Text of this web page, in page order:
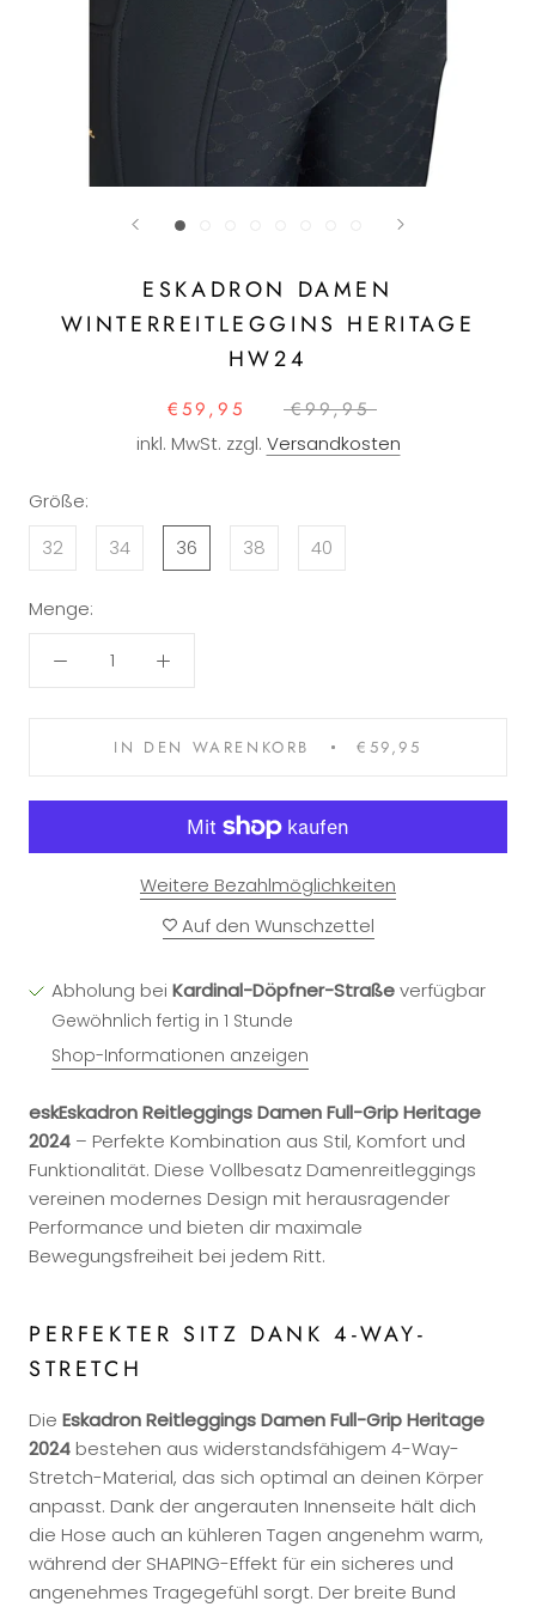
ESKADRON DAMEN
WINTERREITLEGGINS HERITAGE
HW24
€59,95 €99,95
inkl. MwSt. zzgl. Versandkosten
Größe:
32
34 36 38 40
Menge:
IN DEN WARENKORB €59,95
Weitere Bezahlmöglichkeiten
Auf den Wunschzettel
Abholung bei Kardinal-Döpfner-Straßeverfügbar
Gewöhnlich fertig in 1 Stunde
Shop-Informationen anzeigen
eskEskadron Reitleggings Damen Full-Grip Heritage
2024 – Perfekte Kombination aus Stil, Komfort und
Funktionalität. Diese Vollbesatz Damenreitleggings
vereinen modernes Design mit herausragender
Performance und bieten dir maximale
Bewegungsfreiheit bei jedem Ritt.
PERFEKTER SITZ DANK 4-WAY-
STRETCH
Die Eskadron Reitleggings Damen Full-Grip Heritage
2024 bestehen aus widerstandsfähigem 4-Way-
Stretch-Material, das sich optimal an deinen Körper
anpasst. Dank der angerauten Innenseite hält dich
die Hose auch an kühleren Tagen angenehm warm,
während der SHAPING-Effekt für ein sicheres und
angenehmes Tragegefühl sorgt. Der breite Bund